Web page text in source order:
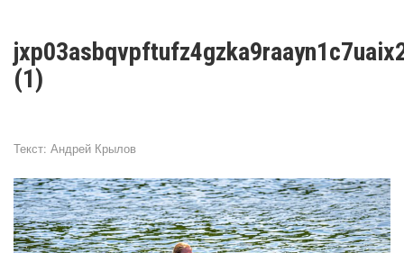
(1)
Текст: Андрей Крылов